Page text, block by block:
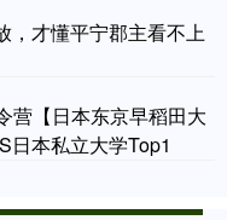
，才懂平宁郡主看不上
营【日本东京早稻田大
日本私立大学Top1